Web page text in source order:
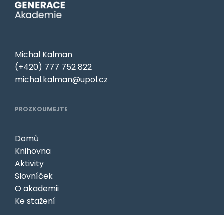
Michal Kalman
(+420) 777 752 822
michal.kalman@upol.cz
PROZKOUMEJTE
Domů
Knihovna
Aktivity
Slovníček
O akademii
Ke stažení